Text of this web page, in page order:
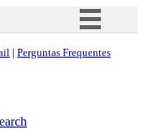
Simplifique!
à informação
| Perguntas Frequentes